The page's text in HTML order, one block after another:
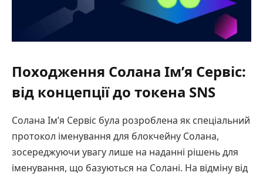
Походження Солана Ім’я Сервіс:
від концепції до токена SNS
Солана Ім’я Сервіс була розроблена як спеціальний
протокол іменування для блокчейну Солана,
зосереджуючи увагу лише на наданні рішень для
іменування, що базуються на Солані. На відміну від